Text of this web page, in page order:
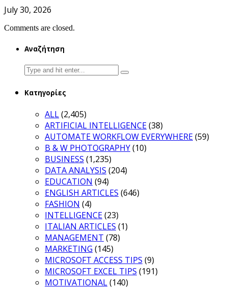
July 30, 2026
Comments are closed.
Αναζήτηση
Search
for:
Κατηγορίες
ALL(2,405)
ARTIFICIAL INTELLIGENCE(38)
AUTOMATE WORKFLOW EVERYWHERE(59)
B & W PHOTOGRAPHY(10)
BUSINESS (1,235)
DATA ANALYSIS (204)
EDUCATION (94)
ENGLISH ARTICLES (646)
FASHION (4)
INTELLIGENCE(23)
ITALIAN ARTICLES (1)
MANAGEMENT (78)
MARKETING (145)
MICROSOFT ACCESS TIPS (9)
MICROSOFT EXCEL TIPS (191)
MOTIVATIONAL(140)